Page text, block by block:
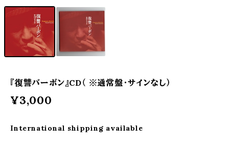
『復讐バーボン』CD（ ※通常盤・サインなし）
¥3,000
International shipping available